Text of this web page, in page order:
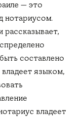
— это
нотариусом.
рассказывает,
составлено
языком,
владеет